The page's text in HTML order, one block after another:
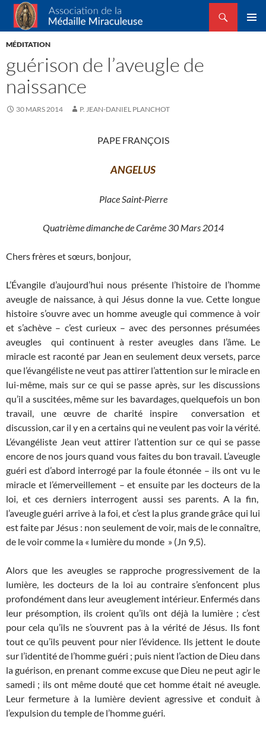
Association de la Médaille Miraculeuse
Recherche
ALLER
AU
MÉDITATION
guérison de l’aveugle de
naissance
30 MARS 2014 P. JEAN-DANIEL PLANCHOT
PAPE FRANÇOIS
ANGELUS
Place Saint-Pierre
Quatrième dimanche de Carême 30 Mars 2014
Chers frères et sœurs, bonjour,
L’Évangile d’aujourd’hui nous présente l’histoire de l’homme
aveugle de naissance, à qui Jésus donne la vue. Cette longue
histoire s’ouvre avec un homme aveugle qui commence à voir
et s’achève – c’est curieux – avec des personnes présumées
aveugles qui continuent à rester aveugles dans l’âme. Le
miracle est raconté par Jean en seulement deux versets, parce
que l’évangéliste ne veut pas attirer l’attention sur le miracle en
lui-même, mais sur ce qui se passe après, sur les discussions
qu’il a suscitées, même sur les bavardages, quelquefois un bon
travail, une œuvre de charité inspire conversation et
discussion, car il y en a certains qui ne veulent pas voir la vérité.
L’évangéliste Jean veut attirer l’attention sur ce qui se passe
encore de nos jours quand vous faites du bon travail. L’aveugle
guéri est d’abord interrogé par la foule étonnée – ils ont vu le
miracle et l’émerveillement – et ensuite par les docteurs de la
loi, et ces derniers interrogent aussi ses parents. A la fin,
l’aveugle guéri arrive à la foi, et c’est la plus grande grâce qui lui
est faite par Jésus : non seulement de voir, mais de le connaître,
de le voir comme la « lumière du monde » (Jn 9,5).
Alors que les aveugles se rapproche progressivement de la
lumière, les docteurs de la loi au contraire s’enfoncent plus
profondément dans leur aveuglement intérieur. Enfermés dans
leur présomption, ils croient qu’ils ont déjà la lumière ; c’est
pour cela qu’ils ne s’ouvrent pas à la vérité de Jésus. Ils font
tout ce qu’ils peuvent pour nier l’évidence. Ils jettent le doute
sur l’identité de l’homme guéri ; puis nient l’action de Dieu dans
la guérison, en prenant comme excuse que Dieu ne peut agir le
samedi ; ils ont même douté que cet homme était né aveugle.
Leur fermeture à la lumière devient agressive et conduit à
l’expulsion du temple de l’homme guéri.